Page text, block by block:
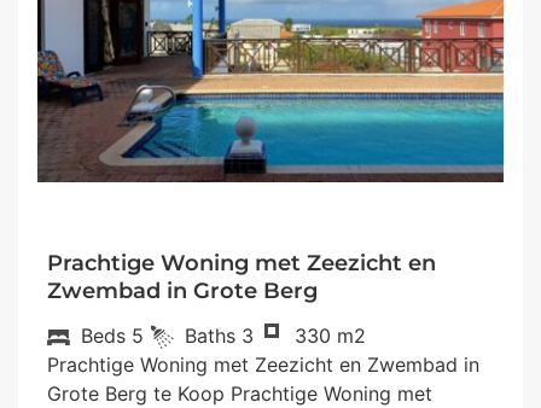
Prachtige Woning met Zeezicht en
Zwembad in Grote Berg
Beds 5 Baths 3
330 m2
Prachtige Woning met Zeezicht en Zwembad in
Grote Berg te Koop Prachtige Woning met